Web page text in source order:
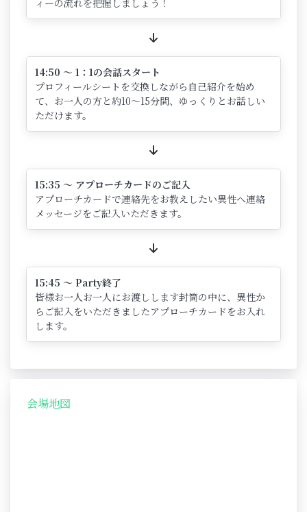
ィーの流れを把握しましょう！
14:50 ～ 1：1の会話スタート
プロフィールシートを交換しながら自己紹介を始め
て、お一人の方と約10～15分間、ゆっくりとお話しい
ただけます。
15:35 ～ アプローチカードのご記入
アプローチカードで連絡先をお教えしたい異性へ連絡
メッセージをご記入いただきます。
15:45 ～ Party終了
皆様お一人お一人にお渡しします封筒の中に、異性か
らご記入をいただきましたアプローチカードをお入れ
します。
会場地図